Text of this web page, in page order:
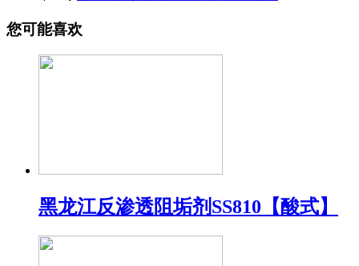
您可能喜欢
黑龙江反渗透阻垢剂SS810【酸式】